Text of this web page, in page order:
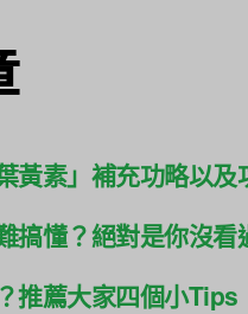
黃素」補充功略以及
搞懂？絕對是你沒看
推薦大家四個小Tips